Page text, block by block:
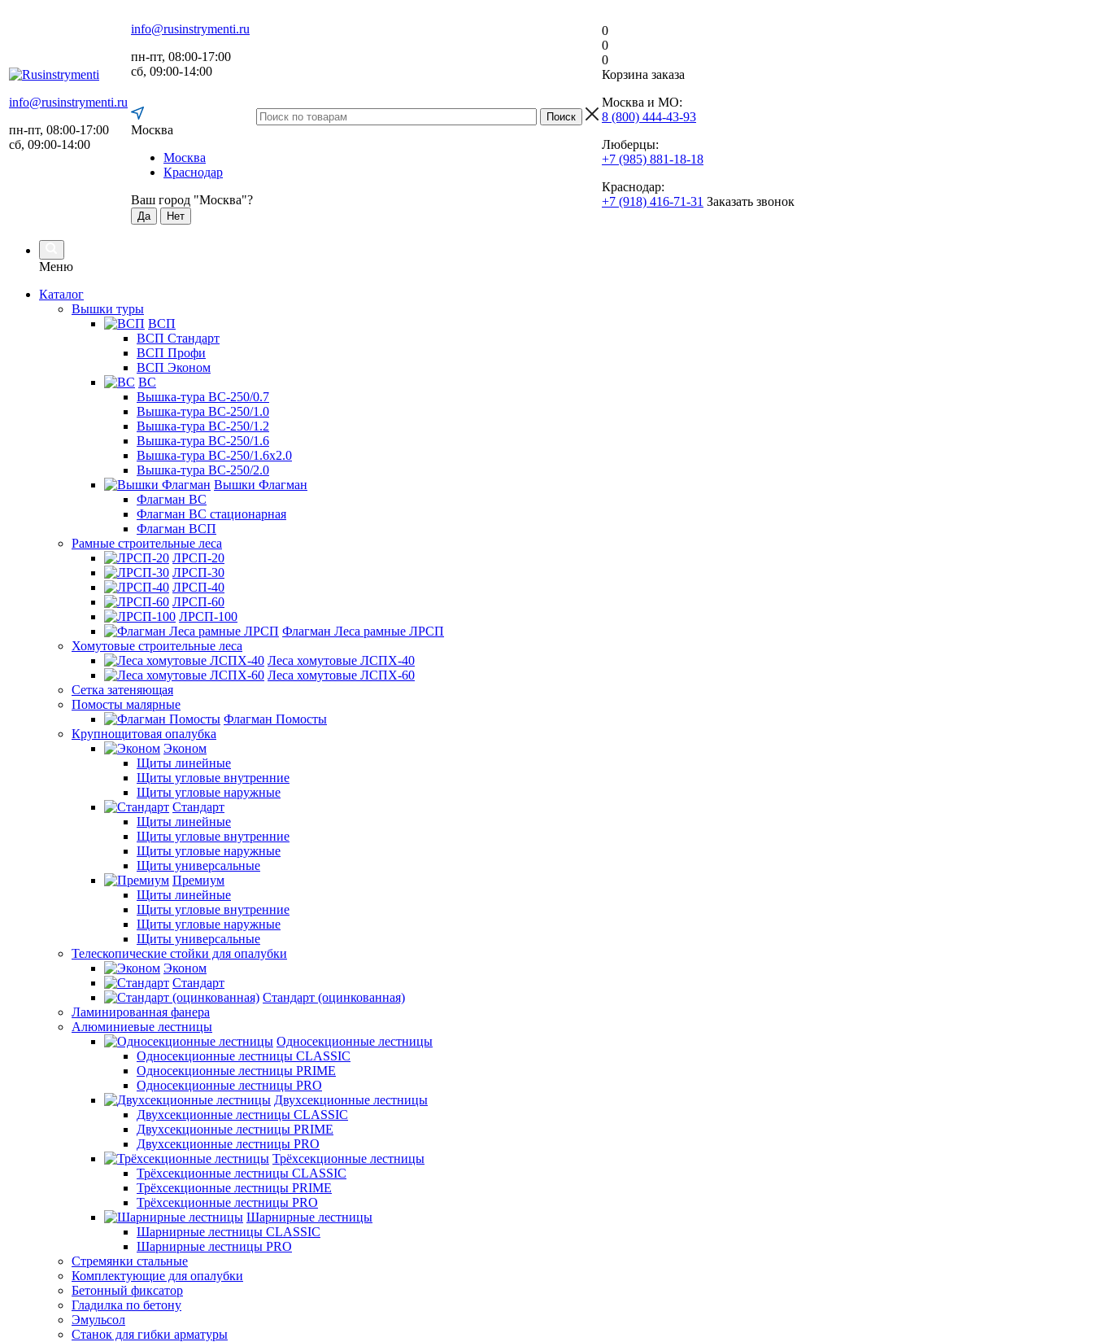
info@rusinstrymenti.ru
пн-пт, 08:00-17:00
сб, 09:00-14:00
info@rusinstrymenti.ru
пн-пт, 08:00-17:00
сб, 09:00-14:00
Москва
Москва
Краснодар
Ваш город "Москва"?
Да Нет
0
0
0
Корзина заказа
Москва и МО:
8 (800) 444-43-93
Люберцы:
+7 (985) 881-18-18
Краснодар:
+7 (918) 416-71-31 Заказать звонок
Меню
Каталог
Вышки туры
ВСП
ВСП Стандарт
ВСП Профи
ВСП Эконом
ВС
Вышка-тура ВС-250/0.7
Вышка-тура ВС-250/1.0
Вышка-тура ВС-250/1.2
Вышка-тура ВС-250/1.6
Вышка-тура ВС-250/1.6х2.0
Вышка-тура ВС-250/2.0
Вышки Флагман
Флагман ВС
Флагман ВС стационарная
Флагман ВСП
Рамные строительные леса
ЛРСП-20
ЛРСП-30
ЛРСП-40
ЛРСП-60
ЛРСП-100
Флагман Леса рамные ЛРСП
Хомутовые строительные леса
Леса хомутовые ЛСПХ-40
Леса хомутовые ЛСПХ-60
Сетка затеняющая
Помосты малярные
Флагман Помосты
Крупнощитовая опалубка
Эконом
Щиты линейные
Щиты угловые внутренние
Щиты угловые наружные
Стандарт
Щиты линейные
Щиты угловые внутренние
Щиты угловые наружные
Щиты универсальные
Премиум
Щиты линейные
Щиты угловые внутренние
Щиты угловые наружные
Щиты универсальные
Телескопические стойки для опалубки
Эконом
Стандарт
Стандарт (оцинкованная)
Ламинированная фанера
Алюминиевые лестницы
Односекционные лестницы
Односекционные лестницы CLASSIC
Односекционные лестницы PRIME
Односекционные лестницы PRO
Двухсекционные лестницы
Двухсекционные лестницы CLASSIC
Двухсекционные лестницы PRIME
Двухсекционные лестницы PRO
Трёхсекционные лестницы
Трёхсекционные лестницы CLASSIC
Трёхсекционные лестницы PRIME
Трёхсекционные лестницы PRO
Шарнирные лестницы
Шарнирные лестницы CLASSIC
Шарнирные лестницы PRO
Стремянки стальные
Комплектующие для опалубки
Бетонный фиксатор
Гладилка по бетону
Эмульсол
Станок для гибки арматуры